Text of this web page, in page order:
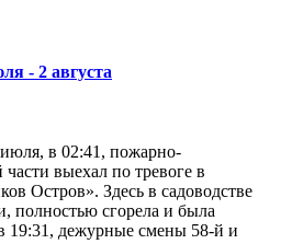
- 2 августа
в 02:41, пожарно-
выехал по тревоге в
Остров». Здесь в садоводстве
полностью сгорела и была
19:31, дежурные смены 58-й и